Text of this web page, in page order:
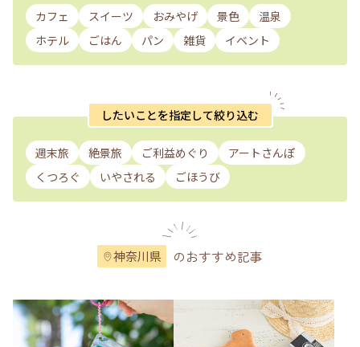
カフェ スイーツ おみやげ 景色
温泉
ホテル
ごはん パン 雑貨 イベント
したいことを指定して絞り込む
週末旅 絶景旅 ご利益めぐり
アートさんぽ
くつろぐ
いやされる ごほうび
神奈川県 のおすすめ記事